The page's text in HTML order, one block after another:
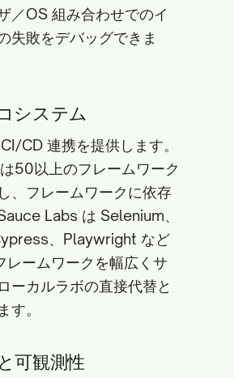
／OS 組み合わせでのイ
失敗をデバッグできま
システム
CD 連携を提供します。
50以上のフレームワーク
、フレームワークに依存
Labs は Selenium、
、Playwright など
レームワークを幅広くサ
ーカルラボの直接代替と
す。
可観測性